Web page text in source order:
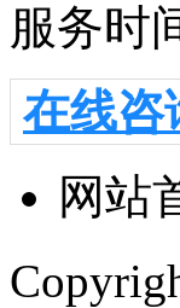
服务时
在线咨
网站